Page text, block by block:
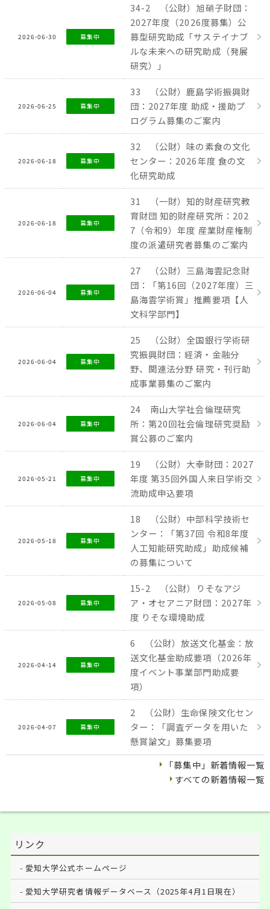
2026-06-30 募集中
34-2 （公財）旭硝子財団：
2027年度（2026度募集）公
募型研究助成「サステイナブ
ルな未来への研究助成（発展
研究）」
2026-06-25 募集中
33 （公財）鹿島学術振興財
団：2027年度 助成・援助プ
ログラム募集のご案内
2026-06-18 募集中
32 （公財）味の素食の文化
センター：2026年度 食の文
化研究助成
2026-06-18 募集中
31 （一財）知的財産研究教
育財団 知的財産研究所：202
7（令和9）年度 産業財産権制
度の派遣研究者募集のご案内
2026-06-04 募集中
27 （公財）三島海雲記念財
団：「第16回（2027年度）三
島海雲学術賞」推薦要項【人
文科学部門】
2026-06-04 募集中
25 （公財）全国銀行学術研
究振興財団：経済・金融分
野、関連法分野 研究・刊行助
成事業募集のご案内
2026-06-04 募集中
24 南山大学社会倫理研究
所：第20回社会倫理研究奨励
賞公募のご案内
2026-05-21 募集中
19 （公財）大幸財団：2027
年度 第35回外国人来日学術交
流助成申込要項
2026-05-18 募集中
18 （公財）中部科学技術セ
ンター：「第37回 令和8年度
人工知能研究助成」助成候補
の募集について
2026-05-08 募集中
15-2 （公財）りそなアジ
ア・オセアニア財団：2027年
度 りそな環境助成
2026-04-14 募集中
6 （公財）放送文化基金：放
送文化基金助成要項（2026年
度イベント事業部門助成要
項）
2026-04-07 募集中
2 （公財）生命保険文化セン
ター：「調査データを用いた
懸賞論文」募集要項
「募集中」新着情報一覧
すべての新着情報一覧
リンク
愛知大学公式ホームページ
愛知大学研究者情報データベース（2025年4月1日現在）